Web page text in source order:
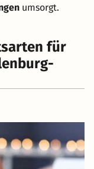
umsorgt.
für